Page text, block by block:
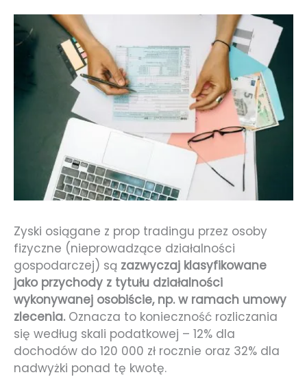
Zyski osiągane z prop tradingu przez osoby
fizyczne (nieprowadzące działalności
gospodarczej) są zazwyczaj klasyfikowane
jako przychody z tytułu działalności
wykonywanej osobiście, np. w ramach umowy
zlecenia.Oznacza to konieczność rozliczania
się według skali podatkowej – 12% dla
dochodów do 120 000 zł rocznie oraz 32% dla
nadwyżki ponad tę kwotę.